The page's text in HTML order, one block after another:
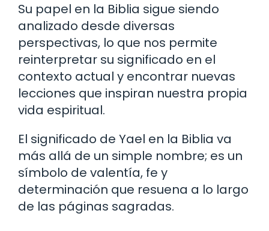
Su papel en la Biblia sigue siendo
analizado desde diversas
perspectivas, lo que nos permite
reinterpretar su significado en el
contexto actual y encontrar nuevas
lecciones que inspiran nuestra propia
vida espiritual.
El significado de Yael en la Biblia va
más allá de un simple nombre; es un
símbolo de valentía, fe y
determinación que resuena a lo largo
de las páginas sagradas.